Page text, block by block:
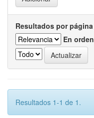
Resultados por página
En orden
Resultados 1-1 de 1.